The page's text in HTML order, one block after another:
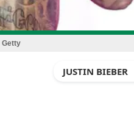
Getty
JUSTIN BIEBER